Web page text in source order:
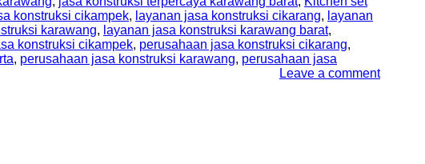
konstruksi cikampek, layanan jasa konstruksi cikarang, layanan
karawang, layanan jasa konstruksi karawang barat,
konstruksi cikampek, perusahaan jasa konstruksi cikarang,
, perusahaan jasa konstruksi karawang, perusahaan jasa
Leave a comment